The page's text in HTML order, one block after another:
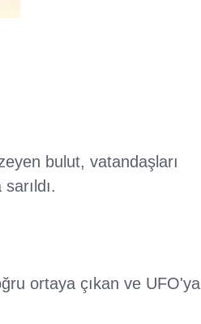
bulut, vatandaşları
ortaya çıkan ve UFO'ya